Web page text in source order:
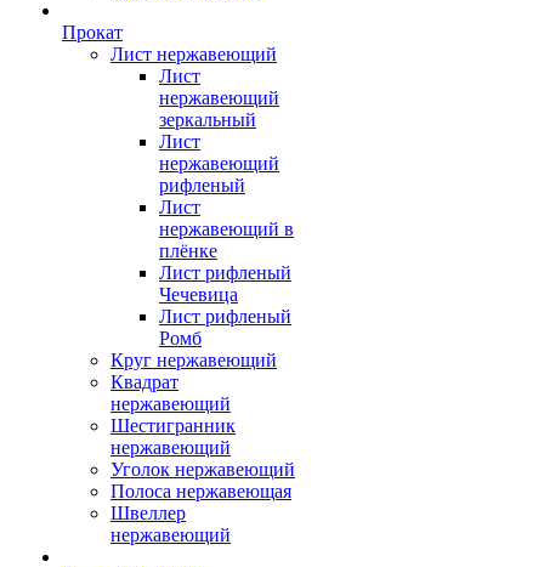
Прокат
Лист нержавеющий
Лист
нержавеющий
зеркальный
Лист
нержавеющий
рифленый
Лист
нержавеющий в
плёнке
Лист рифленый
Чечевица
Лист рифленый
Ромб
Круг нержавеющий
Квадрат
нержавеющий
Шестигранник
нержавеющий
Уголок нержавеющий
Полоса нержавеющая
Швеллер
нержавеющий